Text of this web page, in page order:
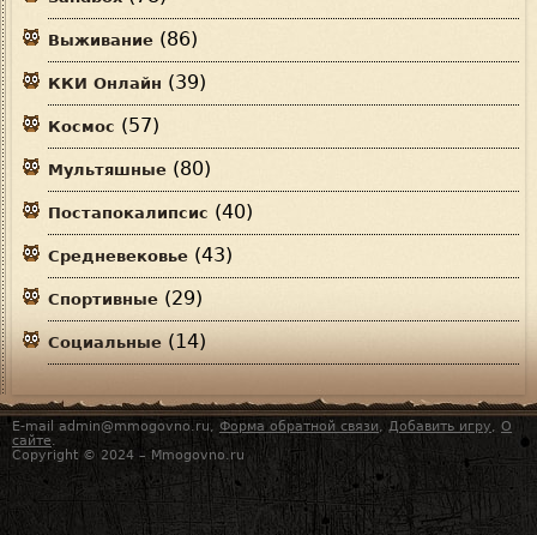
Выживание (86)
ККИ Онлайн (39)
Космос (57)
Мультяшные (80)
Постапокалипсис (40)
Средневековье (43)
Спортивные (29)
Социальные (14)
E-mail admin@mmogovno.ru, Форма обратной связи, Добавить игру, О
сайте.
Copyright © 2024 – Mmogovno.ru